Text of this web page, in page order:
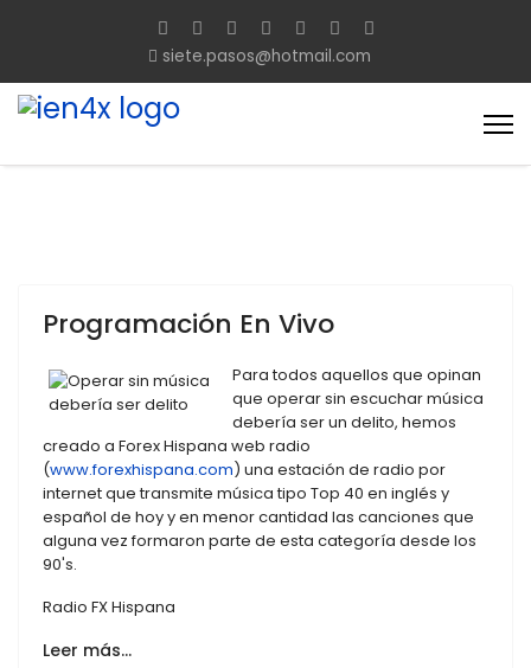
siete.pasos@hotmail.com
Programación En Vivo
Para todos aquellos que opinan
que operar sin escuchar música
debería ser un delito, hemos
creado a Forex Hispana web radio
(www.forexhispana.com) una estación de radio por
internet que transmite música tipo Top 40 en inglés y
español de hoy y en menor cantidad las canciones que
alguna vez formaron parte de esta categoría desde los
90's.
Radio FX Hispana
Leer más…